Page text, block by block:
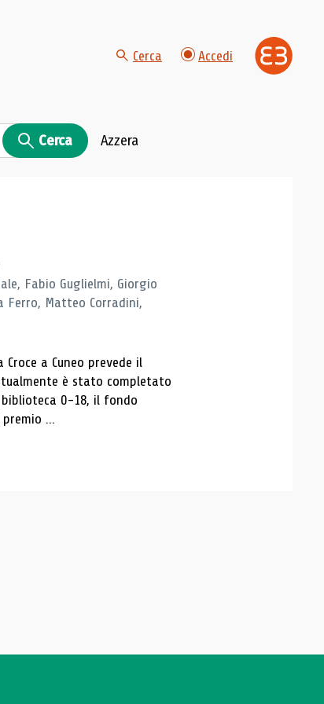
Cerca Accedi
Cerca Azzera
Fabio Guglielmi, Giorgio
Ferro, Matteo Corradini,
a Cuneo prevede il
è stato completato
0-18, il fondo
...